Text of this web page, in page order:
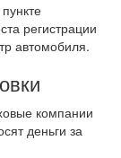
регистрации
автомобиля.
компании
деньги за